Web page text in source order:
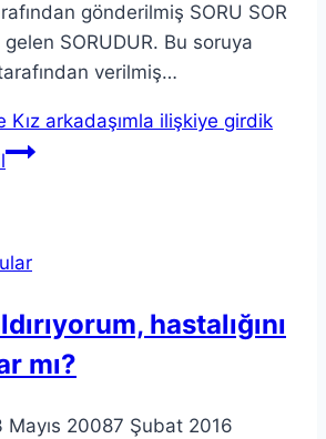
gönderilmiş SORU SOR
gelen SORUDUR. Bu soruya
verilmiş…
Kız arkadaşımla ilişkiye girdik
hastalığını
mı?
Mayıs 20087 Şubat 2016